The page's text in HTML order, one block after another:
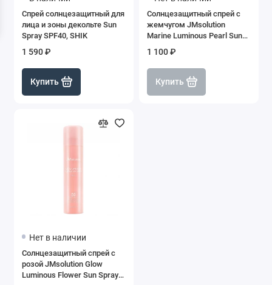
Спрей солнцезащитный для
лица и зоны декольте Sun
Spray SPF40, SHIK
1 590 ₽
Купить
Солнцезащитный спрей с
жемчугом JMsolution
Marine Luminous Pearl Sun
PA+++
1 100 ₽
Купить
Нет в наличии
Солнцезащитный спрей с
розой JMsolution Glow
Luminous Flower Sun Spray